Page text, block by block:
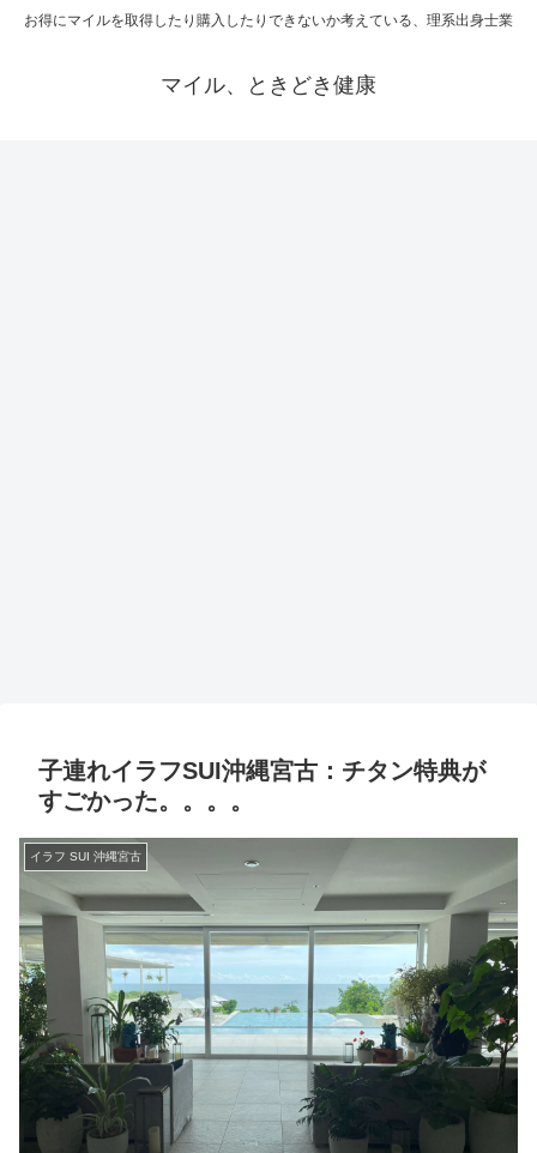
お得にマイルを取得したり購入したりできないか考えている、理系出身士業
マイル、ときどき健康
子連れイラフSUI沖縄宮古：チタン特典が
すごかった。。。。
イラフ SUI 沖縄宮古